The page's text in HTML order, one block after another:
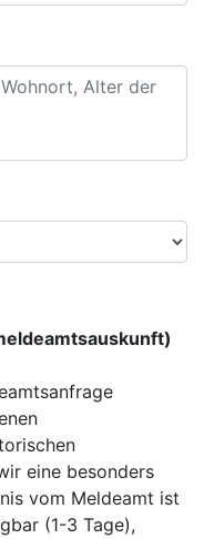
eine besonders
vom Meldeamt ist
(1-3 Tage),